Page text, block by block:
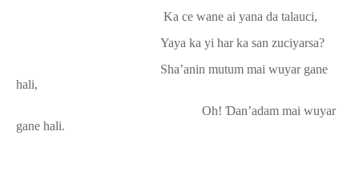
Ka ce wane ai yana da talauci,
Yaya ka yi har ka san zuciyarsa?
Sha’anin mutum mai wuyar gane
hali,
Oh! Ɗan’adam mai wuyar
gane hali.